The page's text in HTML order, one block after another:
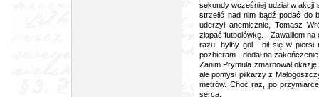
sekundy wcześniej udział w akcji
strzelić nad nim bądź podać do
uderzył anemicznie, Tomasz
złapać futbolówkę. - Zawaliłem
razu, byłby gol - bił się w
pozbieram - dodał na
Zanim Prymula zmarnował
ale pomysł piłkarzy z
metrów. Choć raz, po
serca.